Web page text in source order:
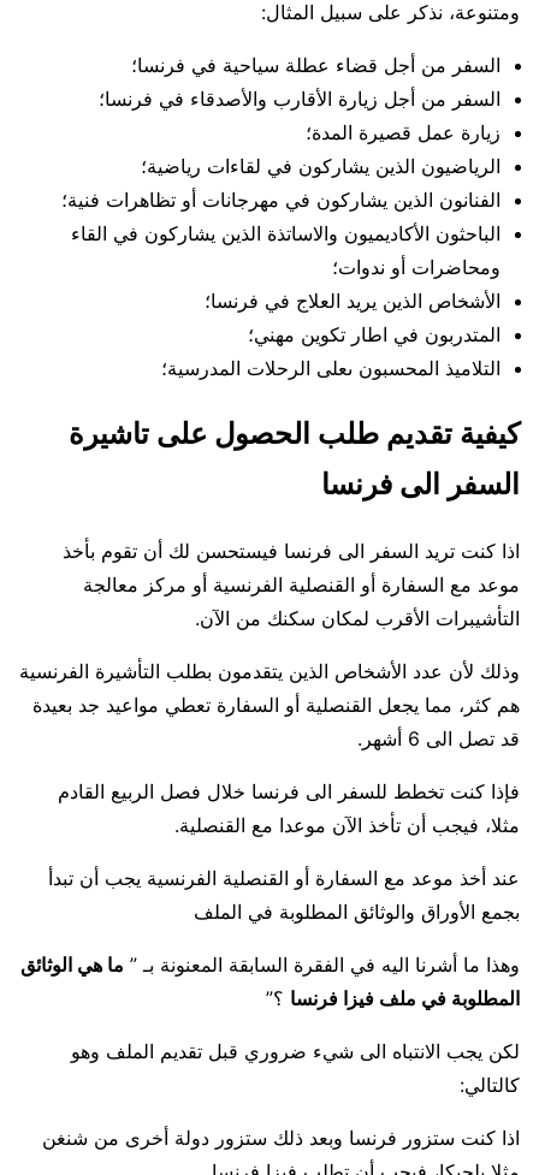
ومتنوعة، نذكر على سبيل المثال:
السفر من أجل قضاء عطلة سياحية في فرنسا؛
السفر من أجل زيارة الأقارب والأصدقاء في فرنسا؛
زيارة عمل قصيرة المدة؛
الرياضيون الذين يشاركون في لقاءات رياضية؛
الفنانون الذين يشاركون في مهرجانات أو تظاهرات فنية؛
الباحثون الأكاديميون والاساتذة الذين يشاركون في القاء
ومحاضرات أو ندوات؛
الأشخاص الذين يريد العلاج في فرنسا؛
المتدربون في اطار تكوين مهني؛
التلاميذ المحسبون ىعلى الرحلات المدرسية؛
كيفية تقديم طلب الحصول على تاشيرة
السفر الى فرنسا
اذا كنت تريد السفر الى فرنسا فيستحسن لك أن تقوم بأخذ
موعد مع السفارة أو القنصلية الفرنسية أو مركز معالجة
التأشيبرات الأقرب لمكان سكنك من الآن.
وذلك لأن عدد الأشخاص الذين يتقدمون بطلب التأشيرة الفرنسية
هم كثر، مما يجعل القنصلية أو السفارة تعطي مواعيد جد بعيدة
قد تصل الى 6 أشهر.
فإذا كنت تخطط للسفر الى فرنسا خلال فصل الربيع القادم
مثلا، فيجب أن تأخذ الآن موعدا مع القنصلية.
عند أخذ موعد مع السفارة أو القنصلية الفرنسية يجب أن تبدأ
بجمع الأوراق والوثائق المطلوبة في الملف
وهذا ما أشرنا اليه في الفقرة السابقة المعنونة بـ ” ما هي الوثائق
المطلوبة في ملف فيزا فرنسا ؟”
لكن يجب الانتباه الى شيء ضروري قبل تقديم الملف وهو
كالتالي:
اذا كنت ستزور فرنسا وبعد ذلك ستزور دولة أخرى من شنغن